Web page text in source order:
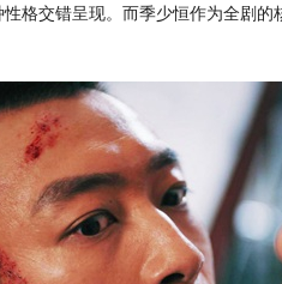
格交错呈现。而季少恒作为全剧